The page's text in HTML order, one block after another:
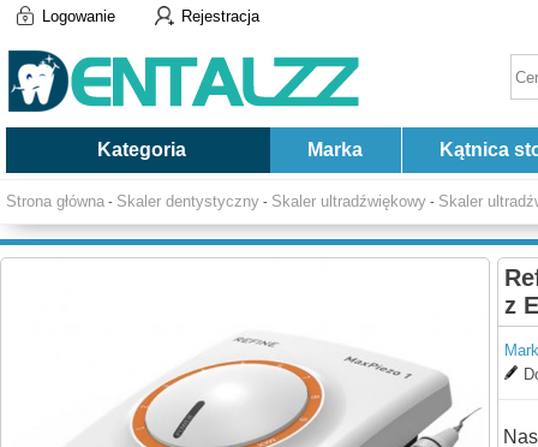
Logowanie Rejestracja
Kategoria Marka Kątnica
Strona główna - Skaler dentystyczny - Skaler ultradźwiękowy - Skaler
z